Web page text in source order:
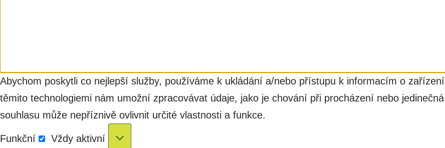
Abychom poskytli co nejlepší služby, používáme k ukládání a/nebo přístupu k informacím o
těmito technologiemi nám umožní zpracovávat údaje, jako je chování při procházení nebo
souhlasu může nepříznivě ovlivnit určité vlastnosti a funkce.
Funkční Vždy aktivní